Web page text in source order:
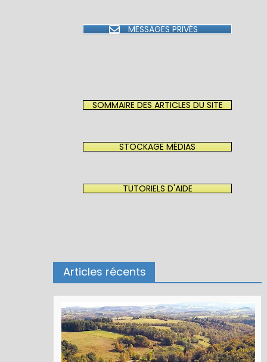
MESSAGES PRIVÉS
SOMMAIRE DES ARTICLES DU SITE
STOCKAGE MÉDIAS
TUTORIELS D'AIDE
Articles récents